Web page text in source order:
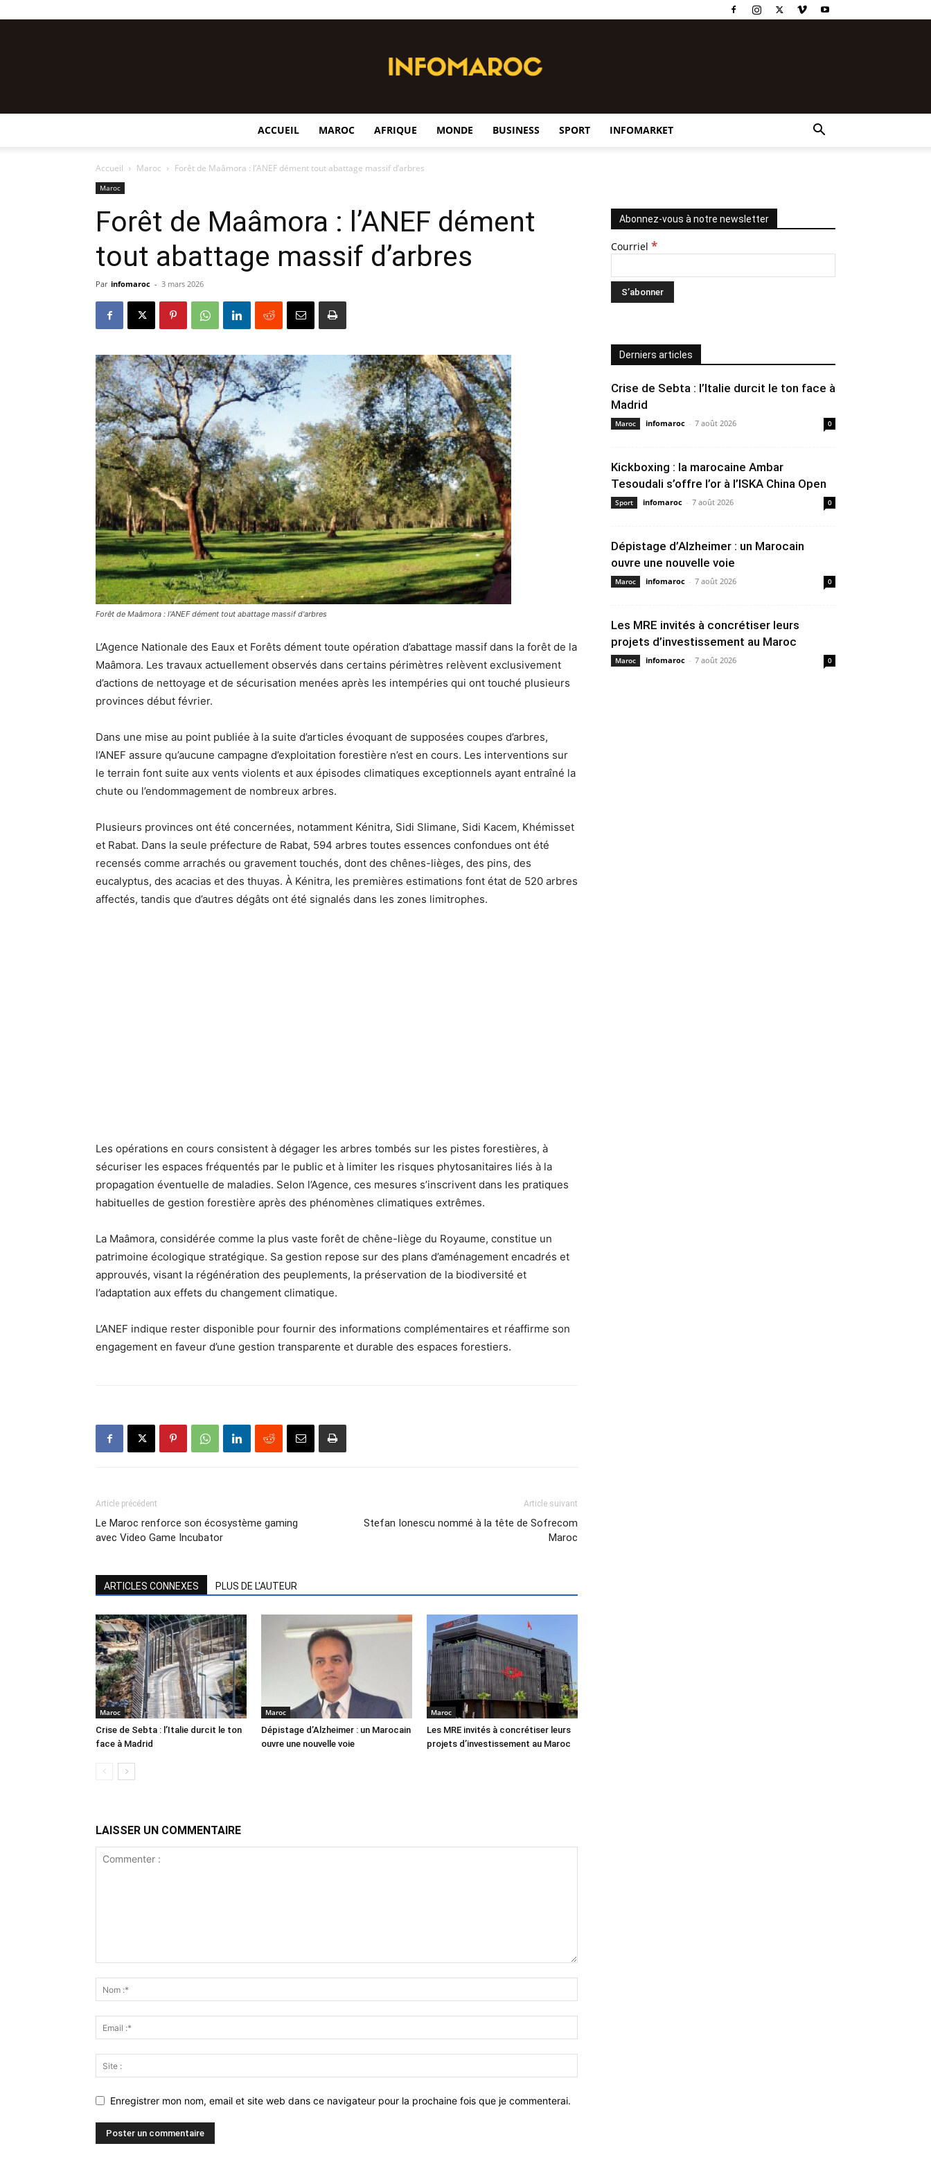
ACCUEIL MAROC AFRIQUE MONDE BUSINESS SPORT INFOMARKET
Accueil Maroc Forêt de Maâmora : l’ANEF dément tout abattage massif d’arbres
Maroc
Forêt de Maâmora : l’ANEF dément
tout abattage massif d’arbres
Par infomaroc - 3 mars 2026
Forêt de Maâmora : l’ANEF dément tout abattage massif d'arbres
L’Agence Nationale des Eaux et Forêts dément toute opération d’abattage massif dans la forêt de la
Maâmora. Les travaux actuellement observés dans certains périmètres relèvent exclusivement
d’actions de nettoyage et de sécurisation menées après les intempéries qui ont touché plusieurs
provinces début février.
Dans une mise au point publiée à la suite d’articles évoquant de supposées coupes d’arbres,
l’ANEF assure qu’aucune campagne d’exploitation forestière n’est en cours. Les interventions sur
le terrain font suite aux vents violents et aux épisodes climatiques exceptionnels ayant entraîné la
chute ou l’endommagement de nombreux arbres.
Plusieurs provinces ont été concernées, notamment Kénitra, Sidi Slimane, Sidi Kacem, Khémisset
et Rabat. Dans la seule préfecture de Rabat, 594 arbres toutes essences confondues ont été
recensés comme arrachés ou gravement touchés, dont des chênes-lièges, des pins, des
eucalyptus, des acacias et des thuyas. À Kénitra, les premières estimations font état de 520 arbres
affectés, tandis que d’autres dégâts ont été signalés dans les zones limitrophes.
Les opérations en cours consistent à dégager les arbres tombés sur les pistes forestières, à
sécuriser les espaces fréquentés par le public et à limiter les risques phytosanitaires liés à la
propagation éventuelle de maladies. Selon l’Agence, ces mesures s’inscrivent dans les pratiques
habituelles de gestion forestière après des phénomènes climatiques extrêmes.
La Maâmora, considérée comme la plus vaste forêt de chêne-liège du Royaume, constitue un
patrimoine écologique stratégique. Sa gestion repose sur des plans d’aménagement encadrés et
approuvés, visant la régénération des peuplements, la préservation de la biodiversité et
l’adaptation aux effets du changement climatique.
L’ANEF indique rester disponible pour fournir des informations complémentaires et réaffirme son
engagement en faveur d’une gestion transparente et durable des espaces forestiers.
Article précédent
Le Maroc renforce son écosystème gaming
avec Video Game Incubator
Article suivant
Stefan Ionescu nommé à la tête de Sofrecom
Maroc
ARTICLES CONNEXES PLUS DE L'AUTEUR
Maroc
Crise de Sebta : l’Italie durcit le ton
face à Madrid
Maroc
Dépistage d’Alzheimer : un Marocain
ouvre une nouvelle voie
Maroc
Les MRE invités à concrétiser leurs
projets d’investissement au Maroc
LAISSER UN COMMENTAIRE
Enregistrer mon nom, email et site web dans ce navigateur pour la prochaine fois que je commenterai.
Abonnez-vous à notre newsletter
Courriel *
Derniers articles
Crise de Sebta : l’Italie durcit le ton face à
Madrid
Maroc infomaroc - 7 août 2026 0
Kickboxing : la marocaine Ambar
Tesoudali s’offre l’or à l’ISKA China Open
Sport infomaroc - 7 août 2026 0
Dépistage d’Alzheimer : un Marocain
ouvre une nouvelle voie
Maroc infomaroc - 7 août 2026 0
Les MRE invités à concrétiser leurs
projets d’investissement au Maroc
Maroc infomaroc - 7 août 2026 0